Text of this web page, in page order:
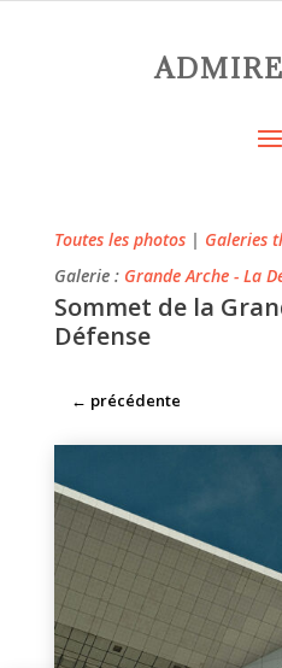
Toutes les photos| Galeries
Galerie : Grande Arche - La
Sommet de la
Défense
← précédente